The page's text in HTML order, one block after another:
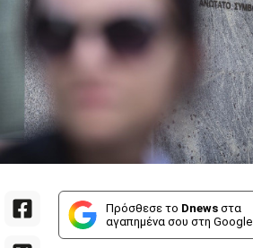
Πρόσθεσε το Dnews στα
αγαπημένα σου στη Google